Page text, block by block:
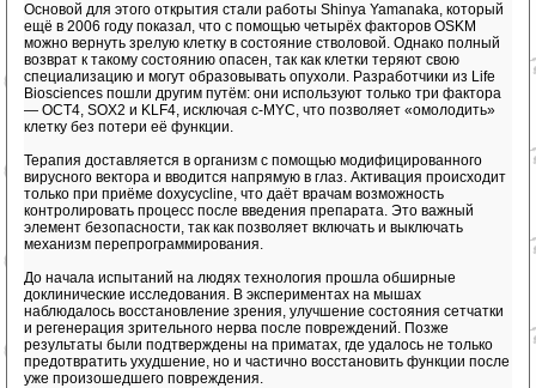
Основой для этого открытия стали работы Shinya Yamanaka, который
ещё в 2006 году показал, что с помощью четырёх факторов OSKM
можно вернуть зрелую клетку в состояние стволовой. Однако полный
возврат к такому состоянию опасен, так как клетки теряют свою
специализацию и могут образовывать опухоли. Разработчики из Life
Biosciences пошли другим путём: они используют только три фактора
— OCT4, SOX2 и KLF4, исключая c-MYC, что позволяет «омолодить»
клетку без потери её функции.
Терапия доставляется в организм с помощью модифицированного
вирусного вектора и вводится напрямую в глаз. Активация происходит
только при приёме doxycycline, что даёт врачам возможность
контролировать процесс после введения препарата. Это важный
элемент безопасности, так как позволяет включать и выключать
механизм перепрограммирования.
До начала испытаний на людях технология прошла обширные
доклинические исследования. В экспериментах на мышах
наблюдалось восстановление зрения, улучшение состояния сетчатки
и регенерация зрительного нерва после повреждений. Позже
результаты были подтверждены на приматах, где удалось не только
предотвратить ухудшение, но и частично восстановить функции после
уже произошедшего повреждения.